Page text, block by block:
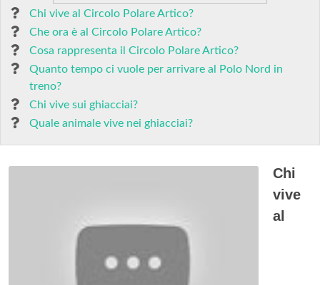
Chi vive al Circolo Polare Artico?
Che ora è al Circolo Polare Artico?
Cosa rappresenta il Circolo Polare Artico?
Quanto tempo ci vuole per arrivare al Polo Nord in
treno?
Chi vive sui ghiacciai?
Quale animale vive nei ghiacciai?
Chi
vive
al